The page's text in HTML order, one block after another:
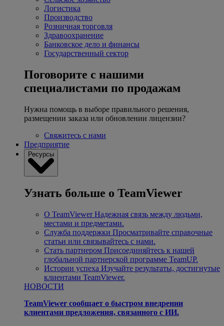
Логистика
Производство
Розничная торговля
Здравоохранение
Банковское дело и финансы
Государственный сектор
Поговорите с нашими
специалистами по продажам
Нужна помощь в выборе правильного решения,
размещении заказа или обновлении лицензии?
Свяжитесь с нами
Предприятие
Ресурсы
Узнать больше о TeamViewer
О TeamViewer Надежная связь между людьми,
местами и предметами.
Служба поддержки Просматривайте справочные
статьи или связывайтесь с нами.
Стать партнером Присоединяйтесь к нашей
глобальной партнерской программе TeamUP.
Истории успеха Изучайте результаты, достигнутые
клиентами TeamViewer.
НОВОСТИ
TeamViewer сообщает о быстром внедрении
клиентами предложения, связанного с ИИ.